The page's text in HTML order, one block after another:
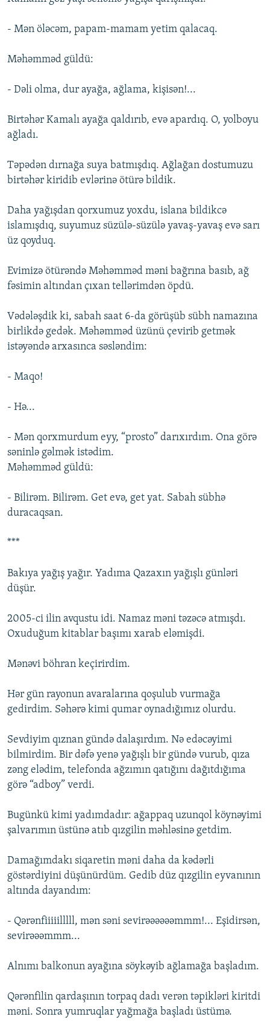
- Mən öləcəm, papam-mamam yetim qalacaq.
Məhəmməd güldü:
- Dəli olma, dur ayağa, ağlama, kişisən!...
Birtəhər Kamalı ayağa qaldırıb, evə apardıq. O, yolboyu
ağladı.
Təpədən dırnağa suya batmışdıq. Ağlağan dostumuzu
birtəhər kiridib evlərinə ötürə bildik.
Daha yağışdan qorxumuz yoxdu, islana bildikcə
islamışdıq, suyumuz süzülə-süzülə yavaş-yavaş evə sarı
üz qoyduq.
Evimizə ötürəndə Məhəmməd məni bağrına basıb, ağ
fəsimin altından çıxan tellərimdən öpdü.
Vədələşdik ki, sabah saat 6-da görüşüb sübh namazına
birlikdə gedək. Məhəmməd üzünü çevirib getmək
istəyəndə arxasınca səsləndim:
- Maqo!
- Hə...
- Mən qorxmurdum eyy, “prosto” darıxırdım. Ona görə
səninlə gəlmək istədim.
Məhəmməd güldü:
- Bilirəm. Bilirəm. Get evə, get yat. Sabah sübhə
duracaqsan.
***
Bakıya yağış yağır. Yadıma Qazaxın yağışlı günləri
düşür.
2005-ci ilin avqustu idi. Namaz məni təzəcə atmışdı.
Oxuduğum kitablar başımı xarab eləmişdi.
Mənəvi böhran keçirirdim.
Hər gün rayonun avaralarına qoşulub vurmağa
gedirdim. Səhərə kimi qumar oynadığımız olurdu.
Sevdiyim qıznan gündə dalaşırdım. Nə edəcəyimi
bilmirdim. Bir dəfə yenə yağışlı bir gündə vurub, qıza
zəng elədim, telefonda ağzımın qatığını dağıtdığıma
görə “adboy” verdi.
Bugünkü kimi yadımdadır: ağappaq uzunqol köynəyimi
şalvarımın üstünə atıb qızgilin məhləsinə getdim.
Damağımdakı siqaretin məni daha da kədərli
göstərdiyini düşünürdüm. Gedib düz qızgilin eyvanının
altında dayandım:
- Qərənfiiiiilllll, mən səni sevirəəəəəəmmm!... Eşidirsən,
sevirəəəmmm...
Alnımı balkonun ayağına söykəyib ağlamağa başladım.
Qərənfilin qardaşının torpaq dadı verən təpikləri kiritdi
məni. Sonra yumruqlar yağmağa başladı üstümə.